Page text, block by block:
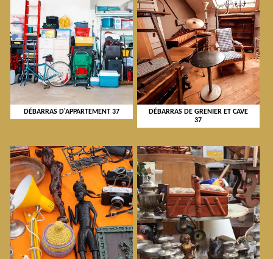
DÉBARRAS D'APPARTEMENT 37
DÉBARRAS DE GRENIER ET CAVE
37